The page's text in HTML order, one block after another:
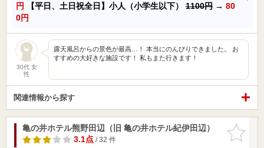
円
【平日、土日祝全日】小人（小学生以下） 1100円 → 80
0円
30代 女
性
露天風呂からの景色が最高…！ 本当にのんびりできました。 お
すすめの大好きな施設です！ 私もまた行きます！
関連情報から探す
お気に入
りに追加
亀の井ホテル熊野田辺（旧 亀の井ホテル紀伊田辺）
3.1点/ 32 件